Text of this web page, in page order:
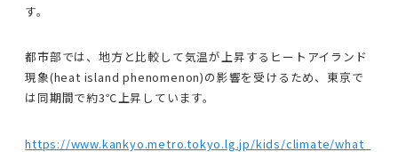
す。
都市部では、地方と比較して気温が上昇するヒートアイランド
現象(heat island phenomenon)の影響を受けるため、東京で
は同期間で約3℃上昇しています。
https://www.kankyo.metro.tokyo.lg.jp/kids/climate/what_